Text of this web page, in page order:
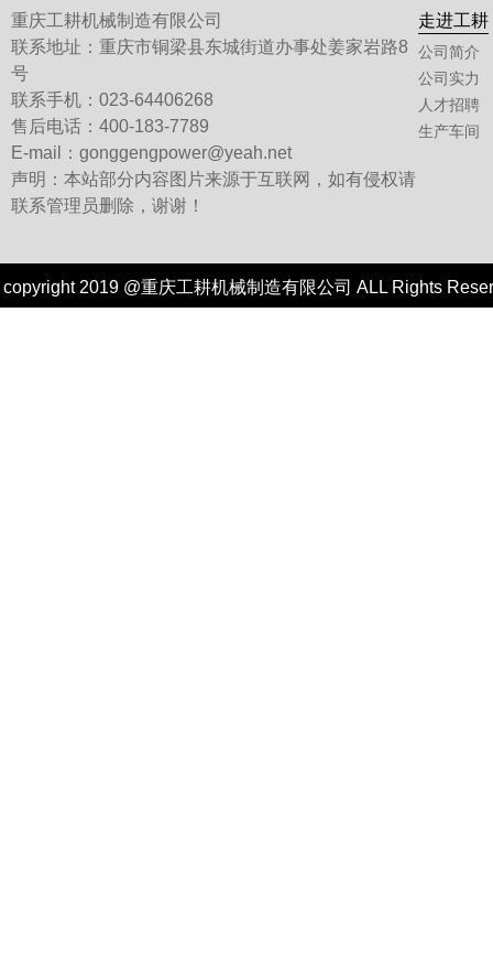
重庆工耕机械制造有限公司
联系地址：重庆市铜梁县东城街道办事处姜家岩路8
号
联系手机：023-64406268
售后电话：400-183-7789
E-mail：gonggengpower@yeah.net
声明：本站部分内容图片来源于互联网，如有侵权请
联系管理员删除，谢谢！
走进工耕
公司简介
公司实力
人才招聘
生产车间
copyright 2019 @重庆工耕机械制造有限公司 ALL Rights